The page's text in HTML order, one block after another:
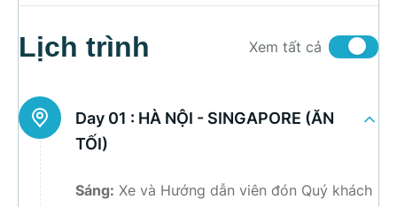
Lịch trình Xem tất cả
Day 01 : HÀ NỘI - SINGAPORE (ĂN
TỐI)
Sáng: Xe và Hướng dẫn viên đón Quý khách